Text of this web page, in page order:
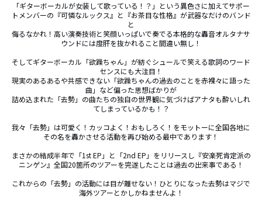
「ギターボーカルが女装して歌っている！？」という異色さに加えてサポー
トメンバーの『可憐なルックス』と『お茶目な性格』が武器なだけのバンド
と
侮るなかれ！高い演奏技術と笑顔いっぱいで奏でる本格的な轟音オルタナサ
ウンドには度肝を抜かれること間違い無し！
そしてギターボーカル「欲躁ちゃん」が紡ぐシュールで笑える歌詞のワード
センスにも大注目！
現実のあるあるや共感できない「欲躁ちゃんの過去のことを赤裸々に語った
曲」など偏った思想ばかりが
詰め込まれた「去勢」の曲たちの独自の世界観に気づけばアナタも酔いしれ
てしまっているかも！？
我々「去勢」は可愛く！カッコよく！おもしろく！をモットーに全国各地に
その名を轟かさせる活動を再び始める最中であります！
まさかの結成半年で「1st EP」と「2nd EP」をリリースし『安楽死肯定派の
ニンゲン』全国20箇所のツアーを完遂したことは過去の出来事である！
これからの「去勢」の活動には目が離せない！ひとりになった去勢はマジで
海外ツアーとかしかねませんよ！